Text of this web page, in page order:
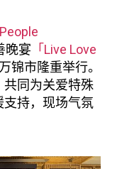
晚宴 「Live Love
锦市隆重举行。
同为关爱特殊
支持，现场气氛